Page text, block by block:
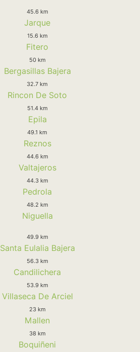
45.6 km
Jarque
15.6 km
Fitero
50 km
Bergasillas Bajera
32.7 km
Rincon De Soto
51.4 km
Epila
49.1 km
Reznos
44.6 km
Valtajeros
44.3 km
Pedrola
48.2 km
Niguella
49.9 km
Santa Eulalia Bajera
56.3 km
Candilichera
53.9 km
Villaseca De Arciel
23 km
Mallen
38 km
Boquiñeni